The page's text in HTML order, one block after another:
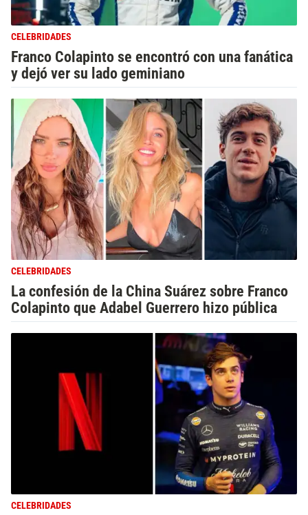
CELEBRIDADES
Franco Colapinto se encontró con una fanática
y dejó ver su lado geminiano
CELEBRIDADES
La confesión de la China Suárez sobre Franco
Colapinto que Adabel Guerrero hizo pública
CELEBRIDADES